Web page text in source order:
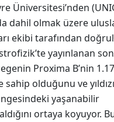
Üniversitesi’nden
dahil olmak üzere
ekibi tarafından
yayınlanan
Proxima B’nin
olduğunu ve
yaşanabilir
ortaya koyuyor.